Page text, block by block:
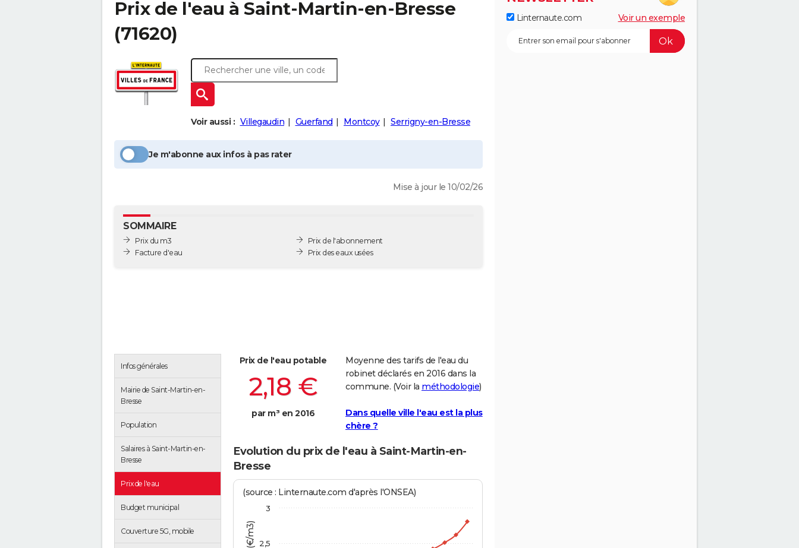
Prix de l'eau à Saint-Martin-en-Bresse
(71620)
Voir aussi : Villegaudin Guerfand Montcoy Serrigny-en-Bresse
Je m'abonne aux infos à pas rater
Mise à jour le 10/02/26
SOMMAIRE
Prix du m3
Facture d'eau
Prix de l'abonnement
Prix des eaux usées
Infos générales
Mairie de Saint-Martin-en-
Bresse
Population
Salaires à Saint-Martin-en-
Bresse
Prix de l'eau
Budget municipal
Couverture 5G, mobile
Prix de l'eau potable
2,18 €
par m³ en 2016
Moyenne des tarifs de l'eau du
robinet déclarés en 2016 dans la
commune. (Voir la méthodologie)
Dans quelle ville l'eau est la plus
chère ?
Evolution du prix de l'eau à Saint-Martin-en-
Bresse
(source : Linternaute.com d'après l'ONSEA)
2,5
3
Linternaute.com Voir un exemple